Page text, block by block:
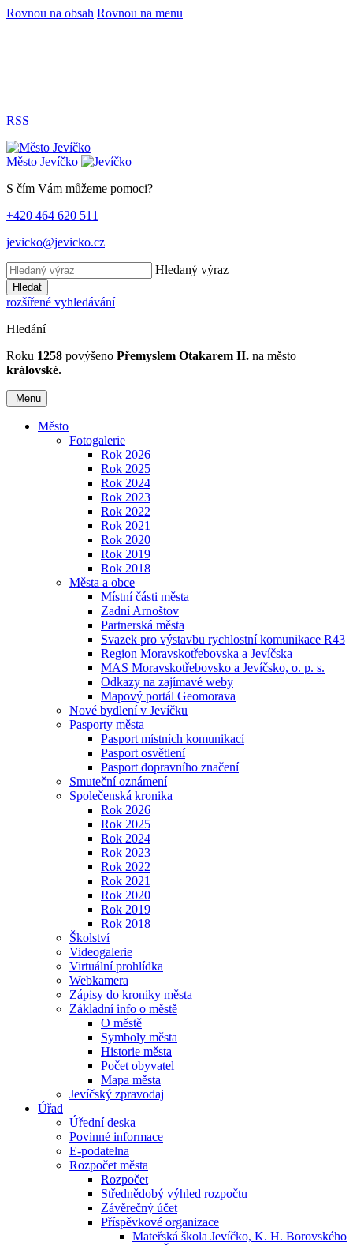
Rovnou na obsah Rovnou na menu
RSS
Město Jevíčko
S čím Vám můžeme pomoci?
+420 464 620 511
jevicko@jevicko.cz
Hledaný výraz
Hledat
rozšířené vyhledávání
Hledání
Roku 1258 povýšeno Přemyslem Otakarem II. na město
královské.
Menu
Město
Fotogalerie
Rok 2026
Rok 2025
Rok 2024
Rok 2023
Rok 2022
Rok 2021
Rok 2020
Rok 2019
Rok 2018
Města a obce
Místní části města
Zadní Arnoštov
Partnerská města
Svazek pro výstavbu rychlostní komunikace R43
Region Moravskotřebovska a Jevíčska
MAS Moravskotřebovsko a Jevíčsko, o. p. s.
Odkazy na zajímavé weby
Mapový portál Geomorava
Nové bydlení v Jevíčku
Pasporty města
Pasport místních komunikací
Pasport osvětlení
Pasport dopravního značení
Smuteční oznámení
Společenská kronika
Rok 2026
Rok 2025
Rok 2024
Rok 2023
Rok 2022
Rok 2021
Rok 2020
Rok 2019
Rok 2018
Školství
Videogalerie
Virtuální prohlídka
Webkamera
Zápisy do kroniky města
Základní info o městě
O městě
Symboly města
Historie města
Počet obyvatel
Mapa města
Jevíčský zpravodaj
Úřad
Úřední deska
Povinné informace
E-podatelna
Rozpočet města
Rozpočet
Střednědobý výhled rozpočtu
Závěrečný účet
Příspěvkové organizace
Mateřská škola Jevíčko, K. H. Borovského